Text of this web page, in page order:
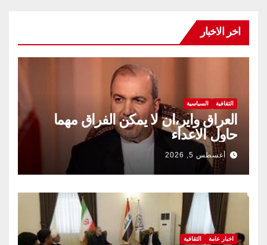
اخر الاخبار
الثقافية السياسية
العراق واير،ان لا يمكن الفراق مهما
حاول الاعداء
أغسطس 5, 2026
اخبار عامة الثقافية